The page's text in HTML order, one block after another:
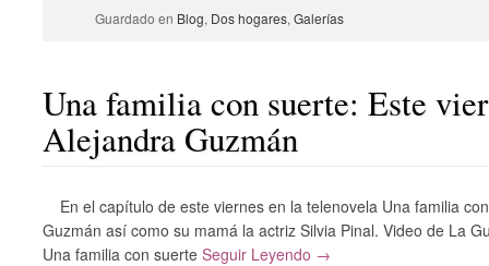
Guardado en Blog, Dos hogares, Galerías
Una familia con suerte: Este
Alejandra Guzmán
En el capítulo de este viernes en la telenovela Una familia
Guzmán así como su mamá la actriz Silvia Pinal. Video de La
Una familia con suerteSeguir Leyendo →